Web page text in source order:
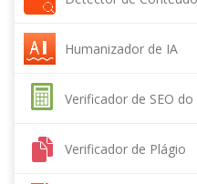
Humanizador de IA
Verificador de SEO
Verificador de Plágio